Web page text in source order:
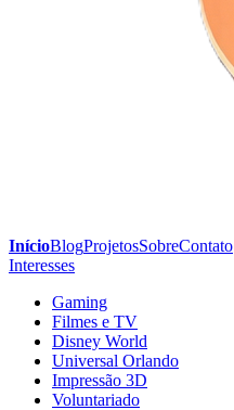
InícioBlogProjetosSobreContato
Interesses
Gaming
Filmes e TV
Disney World
Universal Orlando
Impressão 3D
Voluntariado